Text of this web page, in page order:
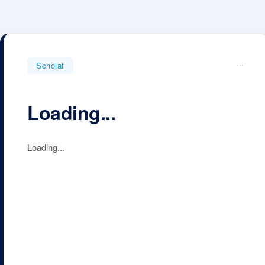
Scholat ...
Loading...
Loading...